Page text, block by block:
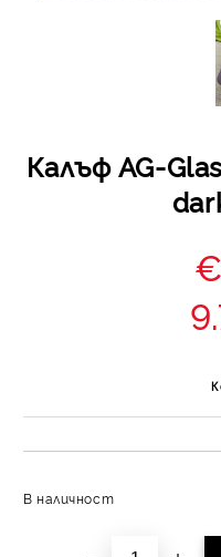
Калъф AG-
В наличност